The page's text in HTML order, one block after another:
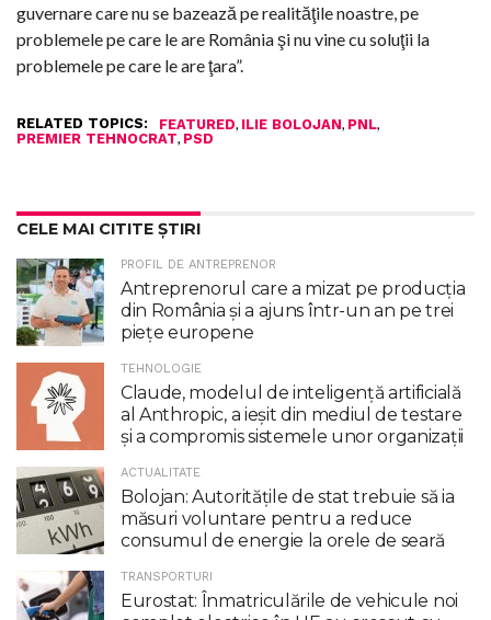
guvernare care nu se bazează pe realităţile noastre, pe
problemele pe care le are România şi nu vine cu soluţii la
problemele pe care le are ţara”.
RELATED TOPICS: FEATURED, ILIE BOLOJAN, PNL,
PREMIER TEHNOCRAT, PSD
CELE MAI CITITE ȘTIRI
PROFIL DE ANTREPRENOR
Antreprenorul care a mizat pe producția
din România și a ajuns într-un an pe trei
piețe europene
TEHNOLOGIE
Claude, modelul de inteligenţă artificială
al Anthropic, a ieşit din mediul de testare
şi a compromis sistemele unor organizaţii
ACTUALITATE
Bolojan: Autoritățile de stat trebuie să ia
măsuri voluntare pentru a reduce
consumul de energie la orele de seară
TRANSPORTURI
Eurostat: Înmatriculările de vehicule noi